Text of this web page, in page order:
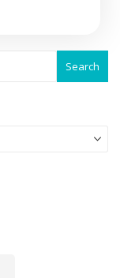
Search